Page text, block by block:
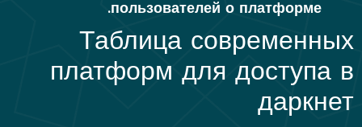
пользователей о платформе.
Таблица современных
платформ для доступа в
даркнет